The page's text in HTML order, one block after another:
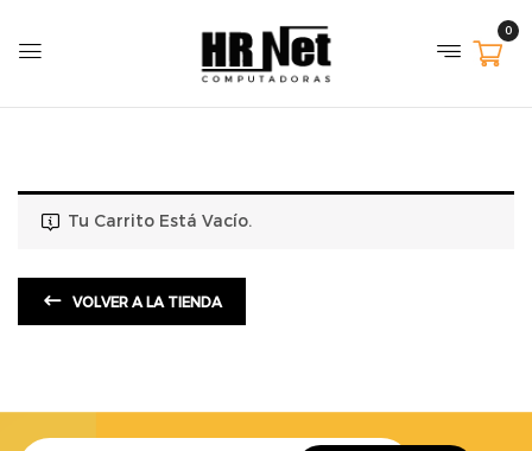
0
Tu Carrito Está Vacío.
VOLVER A LA TIENDA